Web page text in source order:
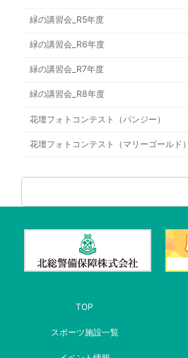
緑の講習会_R5年度
緑の講習会_R6年度
緑の講習会_R7年度
緑の講習会_R8年度
花壇フォトコンテスト（パンジー）
花壇フォトコンテスト（マリーゴールド）
TOP
スポーツ施設一覧